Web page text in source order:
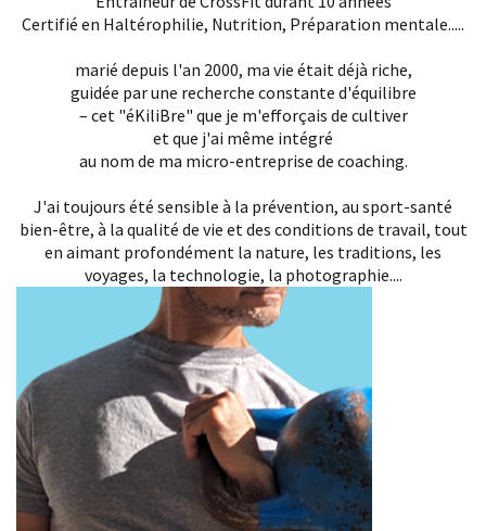
Certifié en Haltérophilie, Nutrition, Préparation mentale.....
marié depuis l'an 2000, ma vie était déjà riche,
guidée par une recherche constante d'équilibre
– cet "éKiliBre" que je m'efforçais de cultiver
et que j'ai même intégré
au nom de ma micro-entreprise de coaching.
J'ai toujours été sensible à la prévention, au sport-santé
bien-être, à la qualité de vie et des conditions de travail, tout
en aimant profondément la nature, les traditions, les
voyages, la technologie, la photographie....